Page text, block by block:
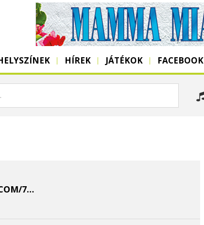
HÍREK JÁTÉKOK FACEBOOK
7DAYS-